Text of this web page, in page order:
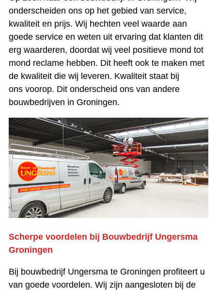
onderscheiden ons op het gebied van service,
kwaliteit en prijs. Wij hechten veel waarde aan
goede service en weten uit ervaring dat klanten dit
erg waarderen, doordat wij veel positieve mond tot
mond reclame hebben. Dit heeft ook te maken met
de kwaliteit die wij leveren. Kwaliteit staat bij
ons voorop. Dit onderscheid ons van andere
bouwbedrijven in Groningen.
Scherpe voordelen bij Bouwbedrijf Ungersma
Groningen
Bij bouwbedrijf Ungersma te Groningen profiteert u
van goede voordelen. Wij zijn aangesloten bij de